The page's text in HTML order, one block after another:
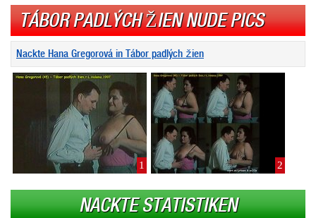
TÁBOR PADLÝCH ŽIEN NUDE PICS
Nackte Hana Gregorová in Tábor padlých žien
1 2
NACKTE STATISTIKEN